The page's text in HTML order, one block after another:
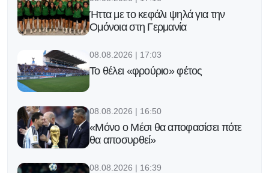
Ήττα με το κεφάλι ψηλά για την
Ομόνοια στη Γερμανία
08.08.2026 | 17:03
Το θέλει «φρούριο» φέτος
08.08.2026 | 16:50
«Μόνο ο Μέσι θα αποφασίσει πότε
θα αποσυρθεί»
08.08.2026 | 16:39